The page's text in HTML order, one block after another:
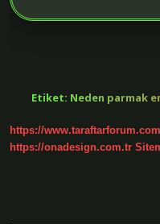
Etiket: Neden parmak
https://
https://onadesign.com.tr